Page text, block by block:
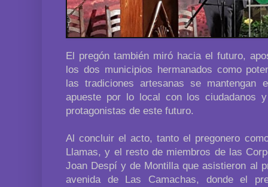
El pregón también miró hacia el futuro,
los dos municipios hermanados como
las tradiciones artesanas se mantengan
apueste por lo local con los ciudadanos
protagonistas de este futuro.
Al concluir el acto, tanto el pregonero
Llamas, y el resto de miembros de las
Joan Despí y de Montilla que asistieron al
avenida de Las Camachas, donde el